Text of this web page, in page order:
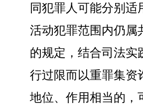
同犯罪人可能分别
活动犯罪范围内仍属
的规定，结合司法实
行过限而以重罪集资
地位、作用相当的，